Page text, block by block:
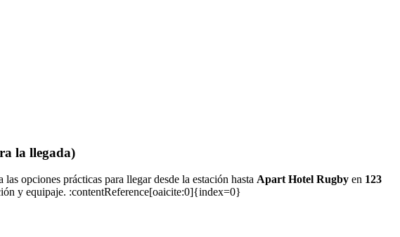
la llegada)
opciones prácticas para llegar desde la estación hasta Apart Hotel Rugby en 123
y equipaje. :contentReference[oaicite:0]{index=0}